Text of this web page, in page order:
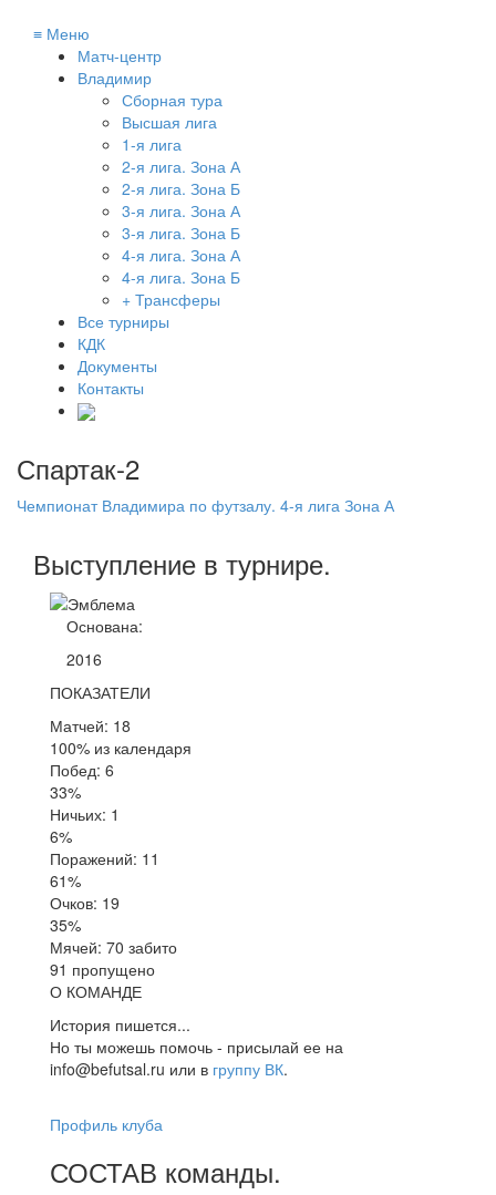
≡ Меню
Матч-центр
Владимир
Сборная тура
Высшая лига
1-я лига
2-я лига. Зона А
2-я лига. Зона Б
3-я лига. Зона А
3-я лига. Зона Б
4-я лига. Зона А
4-я лига. Зона Б
+ Трансферы
Все турниры
КДК
Документы
Контакты
Спартак-2
Чемпионат Владимира по футзалу. 4-я лига Зона А
Выступление в турнире.
Основана:
2016
ПОКАЗАТЕЛИ
Матчей: 18
100% из календаря
Побед: 6
33%
Ничьих: 1
6%
Поражений: 11
61%
Очков: 19
35%
Мячей: 70 забито
91 пропущено
О КОМАНДЕ
История пишется...
Но ты можешь помочь - присылай ее на
info@befutsal.ru или в группу ВК.
Профиль клуба
СОСТАВ команды.